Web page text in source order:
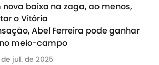
baixa na zaga, ao menos,
o Vitória
Abel Ferreira pode ganhar
meio-campo
de jul. de 2025